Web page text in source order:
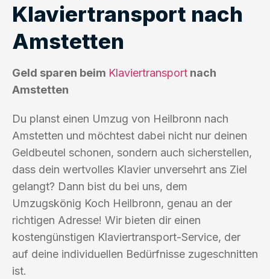
Klaviertransport nach
Amstetten
Geld sparen beim Klaviertransport nach
Amstetten
Du planst einen Umzug von Heilbronn nach
Amstetten und möchtest dabei nicht nur deinen
Geldbeutel schonen, sondern auch sicherstellen,
dass dein wertvolles Klavier unversehrt ans Ziel
gelangt? Dann bist du bei uns, dem
Umzugskönig Koch Heilbronn, genau an der
richtigen Adresse! Wir bieten dir einen
kostengünstigen Klaviertransport-Service, der
auf deine individuellen Bedürfnisse zugeschnitten
ist.